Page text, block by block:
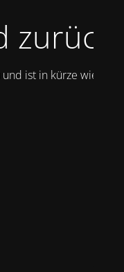
ist in kürze wieder